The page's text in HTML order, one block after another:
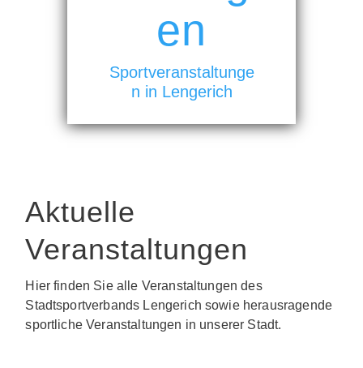
en
Sportveranstaltunge
n in Lengerich
Aktuelle
Veranstaltungen
Hier finden Sie alle Veranstaltungen des
Stadtsportverbands Lengerich sowie herausragende
sportliche Veranstaltungen in unserer Stadt.